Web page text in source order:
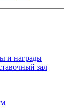
и награды
зал